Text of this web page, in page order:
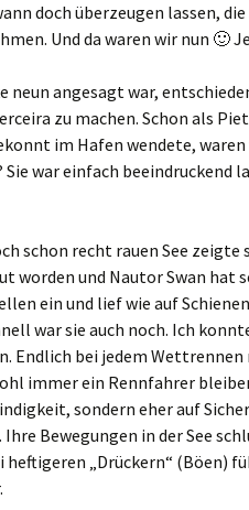
doch überzeugen lassen,
Und da waren wir nun 🙂
neun angesagt war,
zu machen. Schon als
im Hafen wendete,
war einfach beeindruckend
schon recht rauen See zeigte
worden und Nautor Swan hat
ein und lief wie auf
war sie auch noch. Ich
Endlich bei jedem
immer ein Rennfahrer
sondern eher auf
Bewegungen in der See
heftigeren „Drückern“ (Böen)